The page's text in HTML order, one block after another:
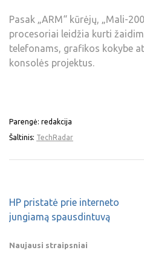
Pasak „ARM“ kūrėjų, „Mali-
procesoriai leidžia kurti
telefonams, grafikos kokybe
konsolės projektus.
Parengė: redakcija
Šaltinis: TechRadar
HP pristatė prie interneto
jungiamą spausdintuvą
Naujausi straipsniai